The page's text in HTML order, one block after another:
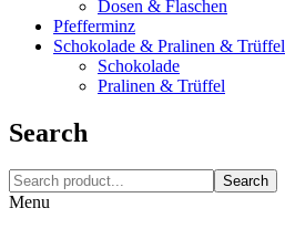
Dosen & Flaschen
Pfefferminz
Schokolade & Pralinen & Trüffel
Schokolade
Pralinen & Trüffel
Search
Search
Menu